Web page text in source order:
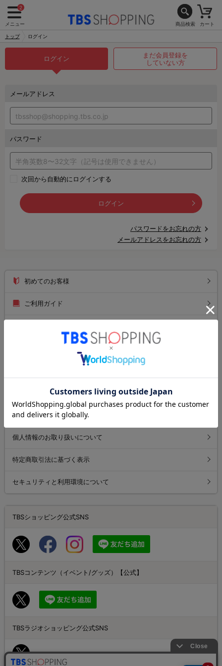
2
メニュー 商品検索 カート
トップ ログイン
ログイン
まだ会員登録を
していない方
メールアドレス
パスワード
次回から自動的にログインする
ログイン
パスワードをお忘れの方
メールアドレスをお忘れの方
初めてのお客様
ご利用ガイド
よくあるご質問
お問い合わせ
個人情報のお取り扱いについて
特定商取引法に基づく表示
セキュリティと利用環境について
TBSショッピング公式SNS
TBSコンテンツ（イベント/グッズ）【公式】
TBSラジオショッピング公式SNS